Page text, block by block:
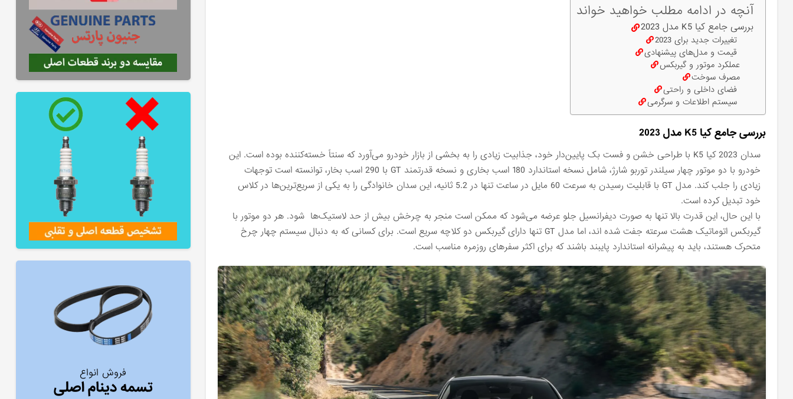
فروش انواع
تسمه دینام اصلی
آنچه در ادامه مطلب خواهید خواند
بررسی جامع کیا K5 مدل 2023
تغییرات جدید برای 2023
قیمت و مدل‌های پیشنهادی
عملکرد موتور و گیربکس
مصرف سوخت
فضای داخلی و راحتی
سیستم اطلاعات و سرگرمی
بررسی جامع کیا K5 مدل 2023
سدان 2023 کیا K5 با طراحی خشن و فست‌ بک پایین‌دار خود، جذابیت زیادی را به بخشی از بازار خودرو می‌آورد که سنتاً خسته‌کننده بوده است. این
خودرو با دو موتور چهار سیلندر توربو شارژ، شامل نسخه استاندارد 180 اسب بخاری و نسخه قدرتمند GT با 290 اسب بخار، توانسته است توجهات
زیادی را جلب کند. مدل GT با قابلیت رسیدن به سرعت 60 مایل در ساعت تنها در 5.2 ثانیه، این سدان خانوادگی را به یکی از سریع‌ترین‌ها در کلاس
خود تبدیل کرده است.
با این حال، این قدرت بالا تنها به صورت دیفرانسیل جلو عرضه می‌شود که ممکن است منجر به چرخش بیش از حد لاستیک‌ها شود. هر دو موتور با
گیربکس اتوماتیک هشت سرعته جفت شده‌ اند، اما مدل GT تنها دارای گیربکس دو کلاچه سریع است. برای کسانی که به دنبال سیستم چهار چرخ
متحرک هستند، باید به پیشرانه استاندارد پایبند باشند که برای اکثر سفرهای روزمره مناسب است.